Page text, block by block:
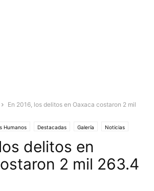
En 2016, los delitos en Oaxaca costaron 2 mil
Humanos Destacadas Galería Noticias
delitos en
2 mil 263.4